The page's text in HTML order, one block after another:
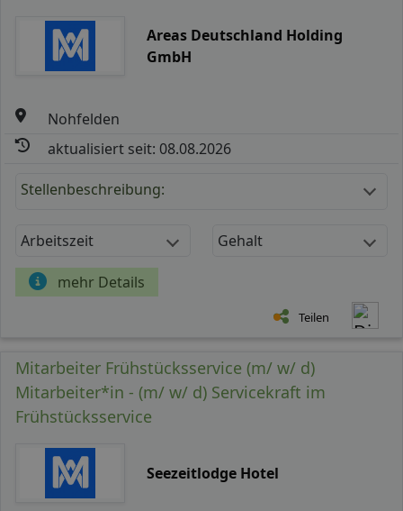
Areas Deutschland Holding
GmbH
Nohfelden
aktualisiert seit: 08.08.2026
Stellenbeschreibung:
Arbeitszeit Gehalt
mehr Details
Teilen
Mitarbeiter Frühstücksservice (m/ w/ d)
Mitarbeiter*in - (m/ w/ d) Servicekraft im
Frühstücksservice
Seezeitlodge Hotel